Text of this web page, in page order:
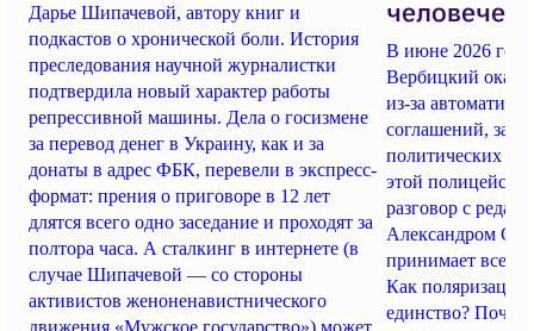
Дарье Шипачевой, автору книг и
подкастов о хронической боли. История
преследования научной журналистки
подтвердила новый характер работы
репрессивной машины. Дела о госизмене
за перевод денег в Украину, как и за
донаты в адрес ФБК, перевели в экспресс-
формат: прения о приговоре в 12 лет
длятся всего одно заседание и проходят за
полтора часа. А сталкинг в интернете (в
случае Шипачевой — со стороны
активистов женоненавистнического
движения «Мужское государство») может
В июне 2026
Вербицкий
из-за
соглашений,
политических
этой
разговор с
Александром
принимает все
Как поляризация
единство?